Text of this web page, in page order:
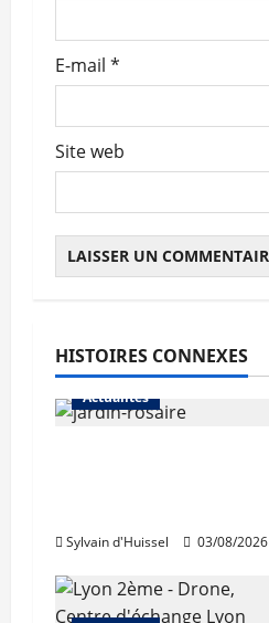
E-mail *
Site web
HISTOIRES CONNEXES
Actualités
Sylvain d'Huissel 03/08/2026